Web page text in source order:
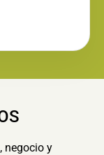
negocio y